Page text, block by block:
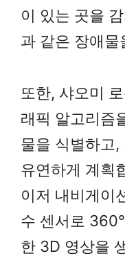
이 있는 곳을
과 같은 장애물
또한, 샤오미
래픽 알고리즘
물을 식별하고
유연하게 계획
이저 내비게이
수 센서로
한 3D 영상을